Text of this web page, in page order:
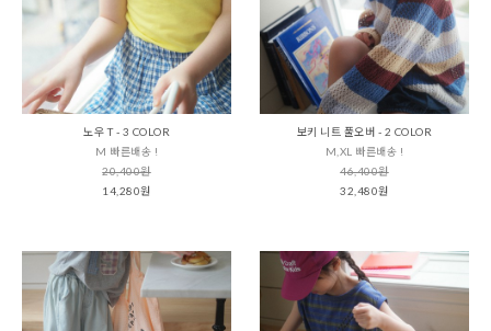
노우 T - 3 COLOR
M 빠른배송 !
20,400원
14,280원
보키 니트 풀오버 - 2 COLOR
M,XL 빠른배송 !
46,400원
32,480원